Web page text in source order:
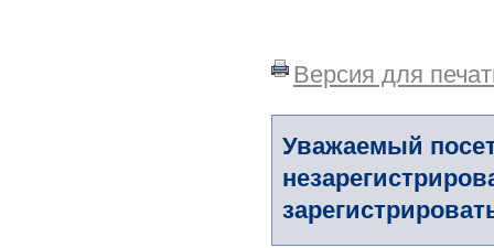
Версия для
Уважаемый